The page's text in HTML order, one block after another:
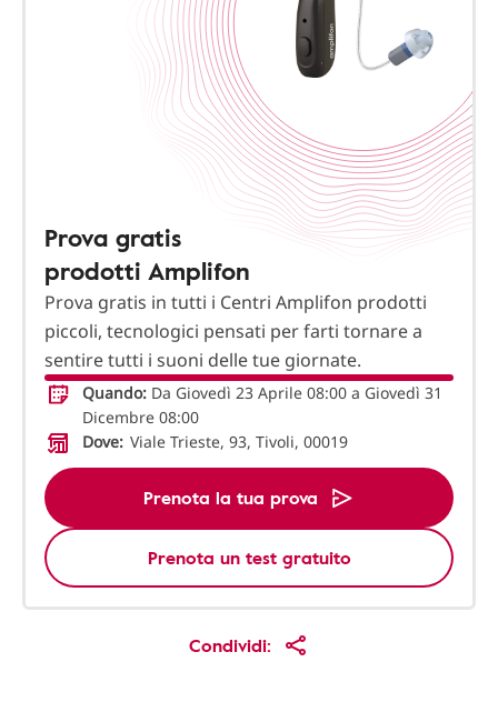
Prova gratis
prodotti Amplifon
Prova gratis in tutti i Centri Amplifon prodotti
piccoli, tecnologici pensati per farti tornare a
sentire tutti i suoni delle tue giornate.
Quando: Da Giovedì 23 Aprile 08:00 a Giovedì 31
Dicembre 08:00
Dove: Viale Trieste, 93, Tivoli, 00019
Prenota la tua prova
Prenota un test gratuito
Condividi: